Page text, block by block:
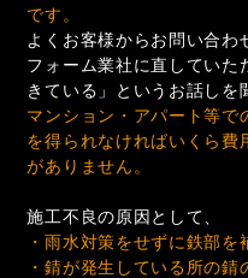
です。
よくお客様からお問い合わ
フォーム業社に直していた
きている」というお話しを
マンション・アパート等で
を得られなければいくら費
がありません。
施工不良の原因として、
・雨水対策をせずに鉄部を
・錆が発生している所の